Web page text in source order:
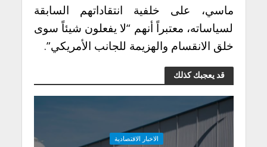
ماسي، على خلفية انتقاداتهم السابقة
لسياساته، معتبراً أنهم “لا يفعلون شيئاً سوى
خلق الانقسام والهزيمة للجانب الأمريكي”.
قد يعجبك كذلك
الاخبار الاقتصادية